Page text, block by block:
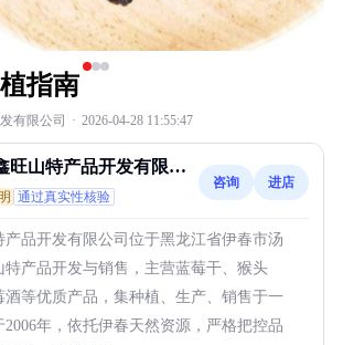
指南
有限公司 · 2026-04-28 11:55:47
旺山特产品开发有限公
通过真实性核验
咨询 进店
产品开发有限公司位于黑龙江省伊春市汤
特产品开发与销售，主营蓝莓干、猴头
酒等优质产品，集种植、生产、销售于一
年，依托伊春天然资源，严格把控品